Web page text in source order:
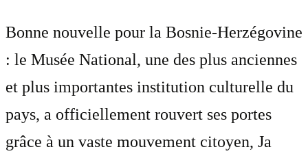
Bonne nouvelle pour la Bosnie-Herzégovine
: le Musée National, une des plus anciennes
et plus importantes institution culturelle du
pays, a officiellement rouvert ses portes
grâce à un vaste mouvement citoyen, Ja